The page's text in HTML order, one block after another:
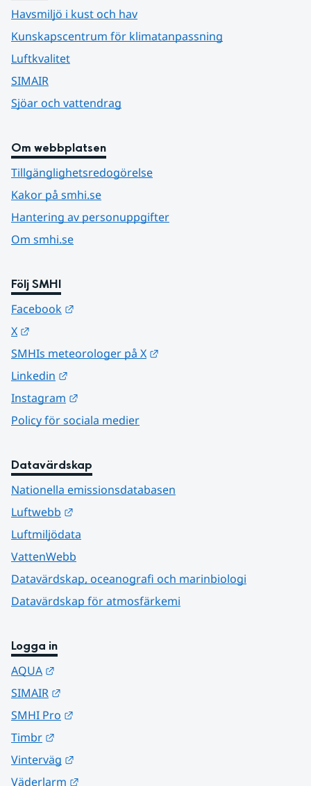
Havsmiljö i kust och hav
Kunskapscentrum för klimatanpassning
Luftkvalitet
SIMAIR
Sjöar och vattendrag
Om webbplatsen
Tillgänglighetsredogörelse
Kakor på smhi.se
Hantering av personuppgifter
Om smhi.se
Följ SMHI
Facebook
X
SMHIs meteorologer på X
Linkedin
Instagram
Policy för sociala medier
Datavärdskap
Nationella emissionsdatabasen
Luftwebb
Luftmiljödata
VattenWebb
Datavärdskap, oceanografi och marinbiologi
Datavärdskap för atmosfärkemi
Logga in
AQUA
SIMAIR
SMHI Pro
Timbr
Vinterväg
Väderlarm